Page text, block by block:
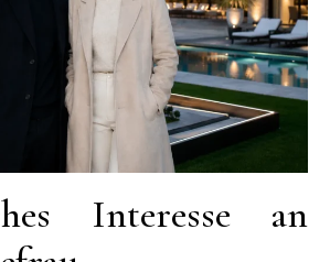
Interesse an